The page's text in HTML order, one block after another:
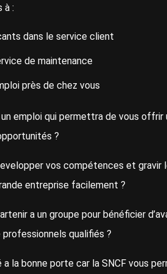
à :
dans le service client
de maintenance
près de chez vous
emploi qui permettra de vous offrir
?
vos compétences et gravir
entreprise facilement ?
a un groupe pour bénéficier
professionnels qualifiés ?
a la bonne porte car la SNCF vous